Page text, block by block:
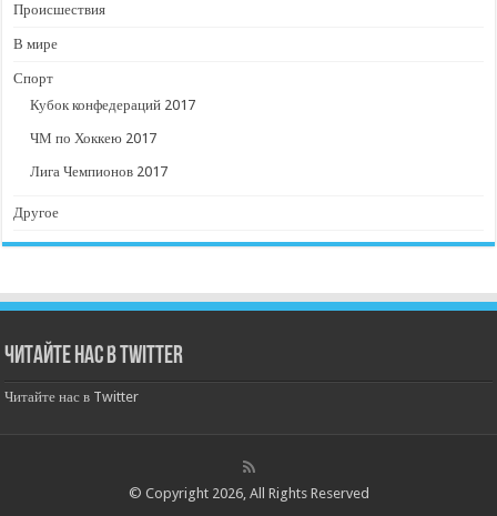
Происшествия
В мире
Спорт
Кубок конфедераций 2017
ЧМ по Хоккею 2017
Лига Чемпионов 2017
Другое
Читайте нас в Twitter
Читайте нас в Twitter
© Copyright 2026, All Rights Reserved